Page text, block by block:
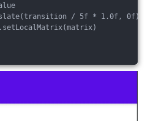
/ 5f * 1.0f, 0f)